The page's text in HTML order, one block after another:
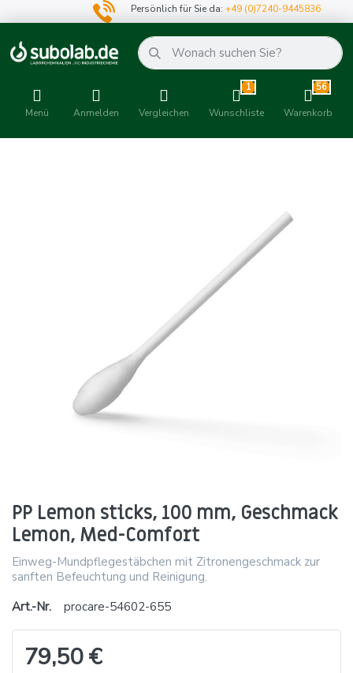
Persönlich für Sie da:+49 (0)7240-9445836
Menü Anmelden Vergleichen
1
Wunschliste
56
Warenkorb
PP Lemon sticks, 100 mm, Geschmack
Lemon, Med-Comfort
Einweg-Mundpflegestäbchen mit Zitronengeschmack zur
sanften Befeuchtung und Reinigung.
Art.-Nr.
procare-54602-655
79,50 €